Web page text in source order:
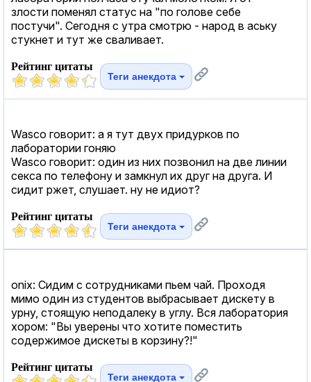
злости поменял статус на "по голове себе
постучи". Сегодня с утра смотрю - народ в аську
стукнет и тут же сваливает.
Рейтинг цитаты
Теги анекдота
Wasco говорит: а я тут двух придурков по
лаборатории гоняю
Wasco говорит: один из них позвонил на две линии
cекcа по телефону и замкнул их друг на друга. И
сидит ржет, слушает. ну не идиот?
Рейтинг цитаты
Теги анекдота
onix: Сидим с сотрудниками пьем чай. Проходя
мимо один из студентов выбрасывает дискету в
урну, стоящую неподалеку в углу. Вся лаборатория
хором: "Вы уверены что хотите поместить
содержимое дискеты в корзину?!"
Рейтинг цитаты
Теги анекдота